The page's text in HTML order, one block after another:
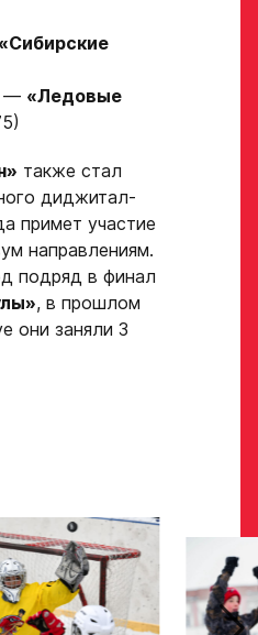
«Сибирские
— «Ледовые
)
также стал
диджитал-
примет участие
направлениям.
подряд в финал
, в прошлом
они заняли 3
играет спортсмен
Хват клюшки
Нарезки игровых смен
в двух крайних играх
ФИО законного
представителя
ЗАЯВКУ!
соответствуют
в Академии, мы
5 рабочих дней.
Ok